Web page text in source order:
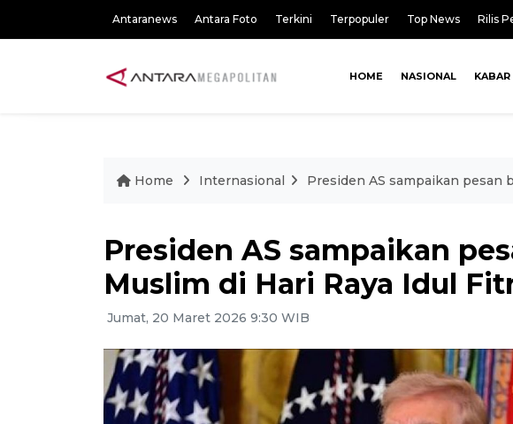
Antaranews Antara Foto Terkini Terpopuler Top News Rilis
HOME NASIONAL
Home Internasional Presiden AS sampaikan pesan
Presiden AS sampaikan
Muslim di Hari Raya Idul
Jumat, 20 Maret 2026 9:30 WIB